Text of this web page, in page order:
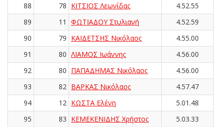
88
78 ΚΙΤΣΙΟΣ Λεωνίδας
4.52.55
89
11 ΦΩΤΙΑΔΟΥ Στυλιανή
4.52.59
90
79 ΚΑΪΔΕΤΣΗΣ Νικόλαος
4.55.00
91
80 ΛΙΑΜΟΣ Ιωάννης
4.56.00
92
80 ΠΑΠΑΔΗΜΑΣ Νικόλαος
4.56.00
93
82 ΒΑΡΚΑΣ Νικόλαος
4.57.47
94
12 ΚΩΣΤΑ Ελένη
5.01.48
95
83 ΚΕΜΕΚΕΝΙΔΗΣ Χρήστος 5.03.33